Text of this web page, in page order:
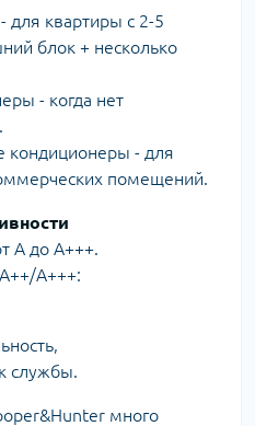
для квартиры с 2-5
блок + несколько
- когда нет
кондиционеры - для
помещений.
А до А+++.
A+++:
службы.
много